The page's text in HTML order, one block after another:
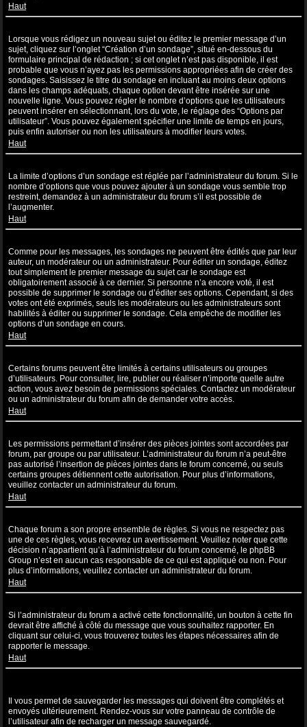
Haut
Lorsque vous rédigez un nouveau sujet ou éditez le premier message d’un
sujet, cliquez sur l’onglet “Création d’un sondage”, situé en-dessous du
formulaire principal de rédaction ; si cet onglet n’est pas disponible, il est
probable que vous n’ayez pas les permissions appropriées afin de créer des
sondages. Saisissez le titre du sondage en incluant au moins deux options
dans les champs adéquats, chaque option devant être insérée sur une
nouvelle ligne. Vous pouvez régler le nombre d’options que les utilisateurs
peuvent insérer en sélectionnant, lors du vote, le réglage des “Options par
utilisateur”. Vous pouvez également spécifier une limite de temps en jours,
puis enfin autoriser ou non les utilisateurs à modifier leurs votes.
Haut
La limite d’options d’un sondage est réglée par l’administrateur du forum. Si le
nombre d’options que vous pouvez ajouter à un sondage vous semble trop
restreint, demandez à un administrateur du forum s’il est possible de
l’augmenter.
Haut
Comme pour les messages, les sondages ne peuvent être édités que par leur
auteur, un modérateur ou un administrateur. Pour éditer un sondage, éditez
tout simplement le premier message du sujet car le sondage est
obligatoirement associé à ce dernier. Si personne n’a encore voté, il est
possible de supprimer le sondage ou d’éditer ses options. Cependant, si des
votes ont été exprimés, seuls les modérateurs ou les administrateurs sont
habilités à éditer ou supprimer le sondage. Cela empêche de modifier les
options d’un sondage en cours.
Haut
Certains forums peuvent être limités à certains utilisateurs ou groupes
d’utilisateurs. Pour consulter, lire, publier ou réaliser n’importe quelle autre
action, vous avez besoin de permissions spéciales. Contactez un modérateur
ou un administrateur du forum afin de demander votre accès.
Haut
Les permissions permettant d’insérer des pièces jointes sont accordées par
forum, par groupe ou par utilisateur. L’administrateur du forum n’a peut-être
pas autorisé l’insertion de pièces jointes dans le forum concerné, ou seuls
certains groupes détiennent cette autorisation. Pour plus d’informations,
veuillez contacter un administrateur du forum.
Haut
Chaque forum a son propre ensemble de règles. Si vous ne respectez pas
une de ces règles, vous recevrez un avertissement. Veuillez noter que cette
décision n’appartient qu’à l’administrateur du forum concerné, le phpBB
Group n’est en aucun cas responsable de ce qui est appliqué ou non. Pour
plus d’informations, veuillez contacter un administrateur du forum.
Haut
Si l’administrateur du forum a activé cette fonctionnalité, un bouton à cette fin
devrait être affiché à côté du message que vous souhaitez rapporter. En
cliquant sur celui-ci, vous trouverez toutes les étapes nécessaires afin de
rapporter le message.
Haut
Il vous permet de sauvegarder les messages qui doivent être complétés et
envoyés ultérieurement. Rendez-vous sur votre panneau de contrôle de
l’utilisateur afin de recharger un message sauvegardé.